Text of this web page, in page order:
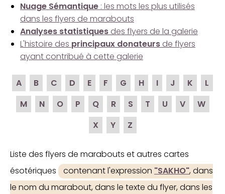
Nuage Sémantique : les mots les plus utilisés
dans les flyers de marabouts
Analyses statistiques des flyers de la galerie
L'histoire des principaux donateurs de flyers
ayant contribué à cette galerie
A B C D E F G H I J K
L
M
N O P Q R S T U V
W
X
Y Z
Liste des flyers de marabouts et autres cartes
ésotériques
contenant l'expression "SAKHO", dans
le nom du marabout, dans le texte du flyer, dans les